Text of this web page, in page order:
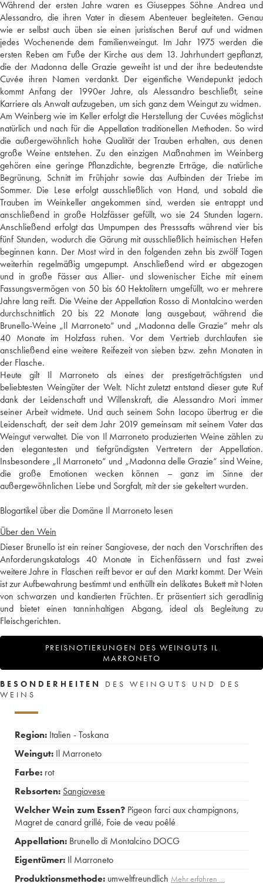
Während der ersten Jahre waren es Giuseppes Söhne Andrea und
Alessandro, die ihren Vater in diesem Abenteuer begleiteten. Genau
wie er selbst auch üben sie einen juristischen Beruf auf und widmen
jedes Wochenende dem Familienweingut. Im Jahr 1975 werden die
ersten Reben am Fuße der Kirche aus dem 13. Jahrhundert gepflanzt,
die der Madonna delle Grazie geweiht ist und der ihre bedeutendste
Cuvée ihren Namen verdankt. Der eigentliche Wendepunkt jedoch
kommt Anfang der 1990er Jahre, als Alessandro beschließt, seine
Karriere als Anwalt aufzugeben, um sich ganz dem Weingut zu widmen.
Am Weinberg wie im Keller erfolgt die Herstellung der Cuvées möglichst
natürlich und nach für die Appellation traditionellen Methoden. So wird
die außergewöhnlich hohe Qualität der Trauben erhalten, aus denen
große Weine entstehen. Zu den einzigen Maßnahmen im Weinberg
gehören eine geringe Pflanzdichte, begrenzte Erträge, die natürliche
Begrünung, Schnitt im Frühjahr sowie das Aufbinden der Triebe im
Sommer. Die Lese erfolgt ausschließlich von Hand, und sobald die
Trauben im Weinkeller angekommen sind, werden sie entrappt und
anschließend in große Holzfässer gefüllt, wo sie 24 Stunden lagern.
Anschließend erfolgt das Umpumpen des Presssafts während vier bis
fünf Stunden, wodurch die Gärung mit ausschließlich heimischen Hefen
beginnen kann. Der Most wird in den folgenden zehn bis zwölf Tagen
weiterhin regelmäßig umgepumpt. Anschließend wird er abgezogen
und in große Fässer aus Allier- und slowenischer Eiche mit einem
Fassungsvermögen von 50 bis 60 Hektolitern umgefüllt, wo er mehrere
Jahre lang reift. Die Weine der Appellation Rosso di Montalcino werden
durchschnittlich 20 bis 22 Monate lang ausgebaut, während die
Brunello-Weine „Il Marroneto“ und „Madonna delle Grazie“ mehr als
40 Monate im Holzfass ruhen. Vor dem Vertrieb durchlaufen sie
anschließend eine weitere Reifezeit von sieben bzw. zehn Monaten in
der Flasche.
Heute gilt Il Marroneto als eines der prestigeträchtigsten und
beliebtesten Weingüter der Welt. Nicht zuletzt entstand dieser gute Ruf
dank der Leidenschaft und Willenskraft, die Alessandro Mori immer
seiner Arbeit widmete. Und auch seinem Sohn Iacopo übertrug er die
Leidenschaft, der seit dem Jahr 2019 gemeinsam mit seinem Vater das
Weingut verwaltet. Die von Il Marroneto produzierten Weine zählen zu
den elegantesten und tiefgründigsten Vertretern der Appellation.
Insbesondere „Il Marroneto“ und „Madonna delle Grazie“ sind Weine,
die große Emotionen wecken können – ganz im Sinne der
außergewöhnlichen Liebe und Sorgfalt, mit der sie gekeltert wurden.
Blogartikel über die Domäne Il Marroneto lesen
Über den Wein
Dieser Brunello ist ein reiner Sangiovese, der nach den Vorschriften des
Anforderungskatalogs 40 Monate in Eichenfässern und fast zwei
weitere Jahre in Flaschen reift bevor er auf den Markt kommt. Der Wein
ist zur Aufbewahrung bestimmt und enthüllt ein delikates Bukett mit Noten
von schwarzen und kandierten Früchten. Er präsentiert sich geradlinig
und bietet einen tanninhaltigen Abgang, ideal als Begleitung zu
Fleischgerichten.
PREISNOTIERUNGEN DES WEINGUTS IL
MARRONETO
BESONDERHEITEN
DES WEINGUTS UND DES
WEINS
Region: Italien - Toskana
Weingut: Il Marroneto
Farbe: rot
Rebsorten: Sangiovese
Welcher Wein zum Essen? Pigeon farci aux champignons,
Magret de canard grillé, Foie de veau poêlé
Appellation: Brunello di Montalcino DOCG
Eigentümer: Il Marroneto
Produktionsmethode: umweltfreundlich Mehr erfahren …